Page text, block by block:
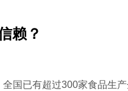
赖？
国已有超过300家食品生